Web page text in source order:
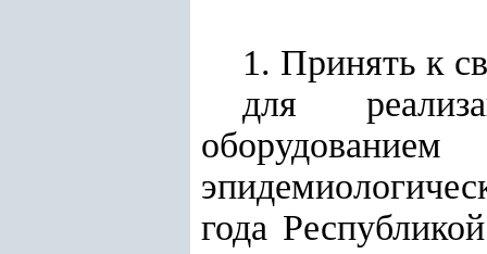
1. Принять к
для
года